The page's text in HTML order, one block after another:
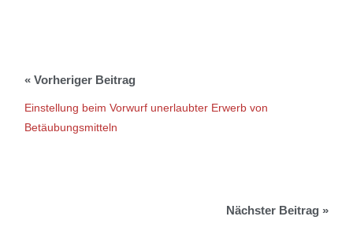
Einstellung beim Vorwurf unerlaubter Erwerb von
Betäubungsmitteln